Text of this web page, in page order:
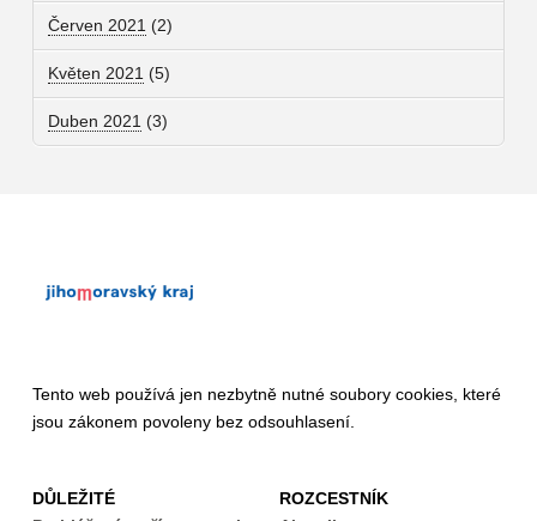
Červen 2021 (2)
Květen 2021 (5)
Duben 2021 (3)
Tento web používá jen nezbytně nutné soubory cookies, které
jsou zákonem povoleny bez odsouhlasení.
DŮLEŽITÉ
ROZCESTNÍK